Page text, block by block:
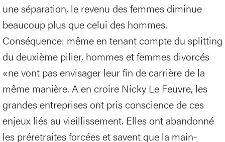
une séparation, le revenu des femmes diminue
beaucoup plus que celui des hommes.
Conséquence: même en tenant compte du splitting
du deuxième pilier, hommes et femmes divorcés
«ne vont pas envisager leur fin de carrière de la
même manière. A en croire Nicky Le Feuvre, les
grandes entreprises ont pris conscience de ces
enjeux liés au vieillissement. Elles ont abandonné
les préretraites forcées et savent que la main-